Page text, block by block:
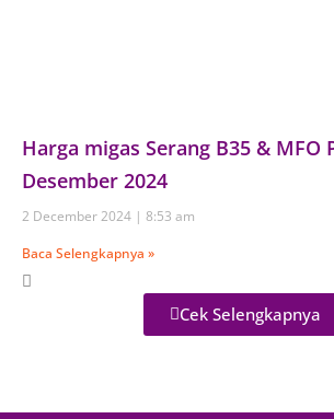
Harga migas Serang B35 & MFO
Desember 2024
2 December 2024
8:53 am
Baca Selengkapnya »
Cek Selengkapnya